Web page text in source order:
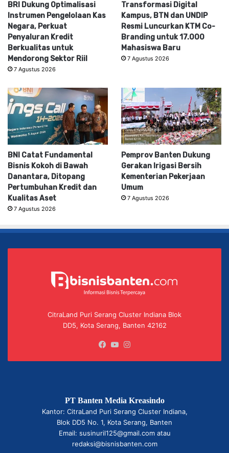
BRI Dukung Optimalisasi
Instrumen Pengelolaan Kas
Negara, Perkuat
Penyaluran Kredit
Berkualitas untuk
Mendorong Sektor Riil
7 Agustus 2026
Transformasi Digital
Kampus, BTN dan UNDIP
Resmi Luncurkan KTM Co-
Branding untuk 17.000
Mahasiswa Baru
7 Agustus 2026
BNI Catat Fundamental
Bisnis Kokoh di Bawah
Danantara, Ditopang
Pertumbuhan Kredit dan
Kualitas Aset
7 Agustus 2026
Pemprov Banten Dukung
Gerakan Irigasi Bersih
Kementerian Pekerjaan
Umum
7 Agustus 2026
CitraLand Puri Serang Cluster Indiana Blok
DD5, Kota Serang, Banten 42162
Facebook
YouTube
PT Banten Media Kreasindo
Kantor: CitraLand Puri Serang Cluster Indiana,
Blok DD5 No. 1, Kota Serang, Banten
Email: susinuril125@gmail.com atau
redaksi@bisnisbanten.com